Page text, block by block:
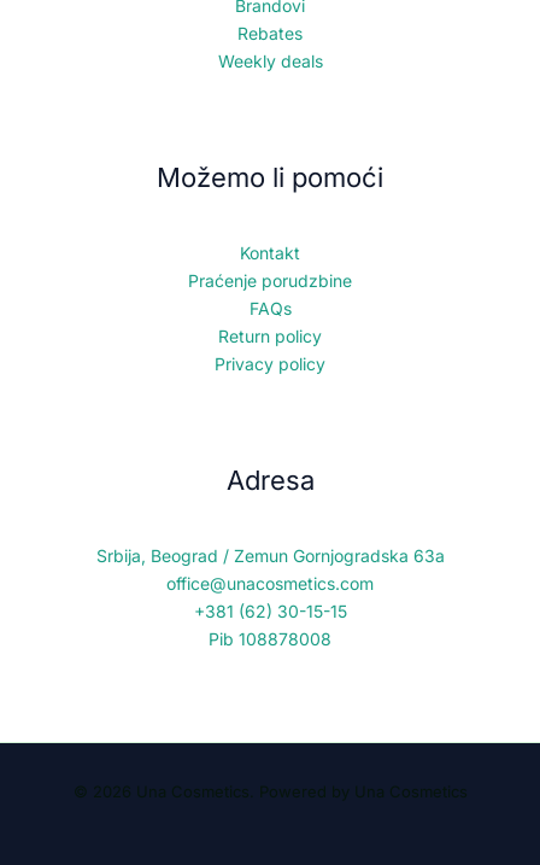
Brandovi
Rebates
Weekly deals
Možemo li pomoći
Kontakt
Praćenje porudzbine
FAQs
Return policy
Privacy policy
Adresa
Srbija, Beograd / Zemun Gornjogradska 63a
office@unacosmetics.com
+381 (62) 30-15-15
Pib 108878008
© 2026 Una Cosmetics. Powered by Una Cosmetics